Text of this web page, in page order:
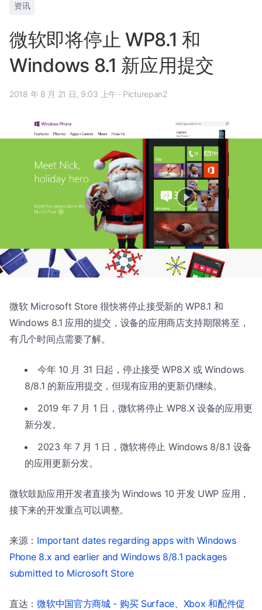
资讯
微软即将停止 WP8.1 和
Windows 8.1 新应用提交
2018 年 8 月 21 日, 9:03 上午 · Picturepan2
微软 Microsoft Store 很快将停止接受新的 WP8.1 和
Windows 8.1 应用的提交，设备的应用商店支持期限将至，
有几个时间点需要了解。
今年 10 月 31 日起，停止接受 WP8.X 或 Windows
8/8.1 的新应用提交，但现有应用的更新仍继续。
2019 年 7 月 1 日，微软将停止 WP8.X 设备的应用更
新分发。
2023 年 7 月 1 日，微软将停止 Windows 8/8.1 设备
的应用更新分发。
微软鼓励应用开发者直接为 Windows 10 开发 UWP 应用，
接下来的开发重点可以调整。
来源： Important dates regarding apps with Windows
Phone 8.x and earlier and Windows 8/8.1 packages
submitted to Microsoft Store
直达：微软中国官方商城 - 购买 Surface、Xbox 和配件促